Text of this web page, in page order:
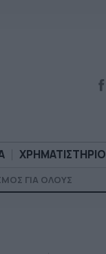
ΧΡΗΜΑΤΙΣΤΗΡΙΟ
ΓΙΑ ΟΛΟΥΣ